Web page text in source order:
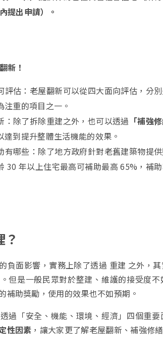
提出申請）。
新！
估： 老屋翻新可以從四大面向評估，分
注重的項目之一。
除了拆除重建之外，也可以透過 「補強
達到提升整體生活機能的效果。
有哪些：除了地方政府針對老舊建築物提
30 年以上住宅最高可補助最高 65%，補
負面影響，實務上除了透過 重建 之外，
但是一般民眾對於整建、維護的接受度
補助獎勵，使用的效果也不如預期。
過「安全、機能、環境、經濟」四個重
性因素 ，讓大家更了解老屋翻新、補強修